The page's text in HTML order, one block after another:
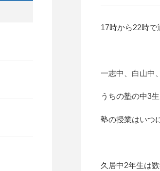
17時から22時で
一志中、白山中
うちの塾の中3
塾の授業はいつ
久居中2年生は